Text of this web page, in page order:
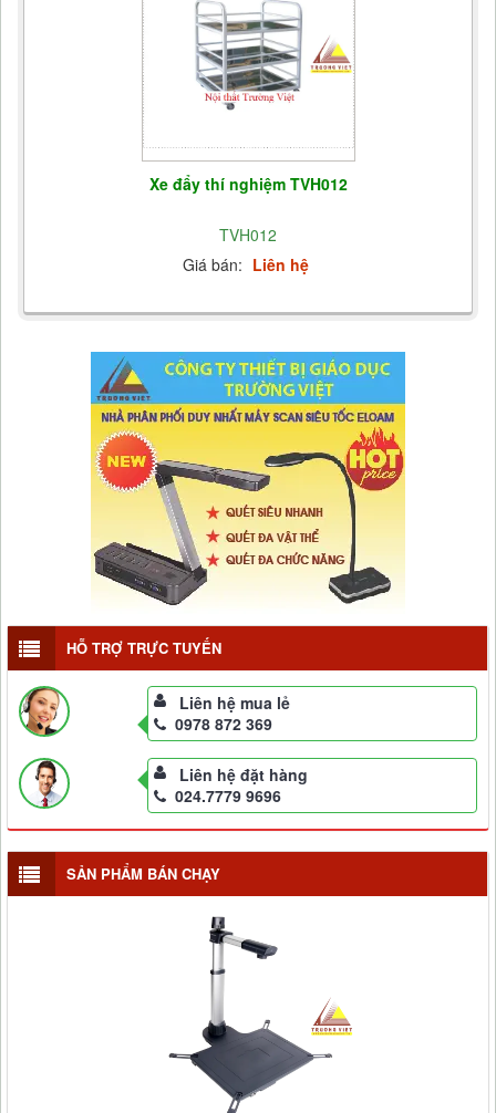
Xe đẩy thí nghiệm TVH012
TVH012
Giá bán: Liên hệ
HỖ TRỢ TRỰC TUYẾN
Liên hệ mua lẻ
0978 872 369
Liên hệ đặt hàng
024.7779 9696
SẢN PHẨM BÁN CHẠY